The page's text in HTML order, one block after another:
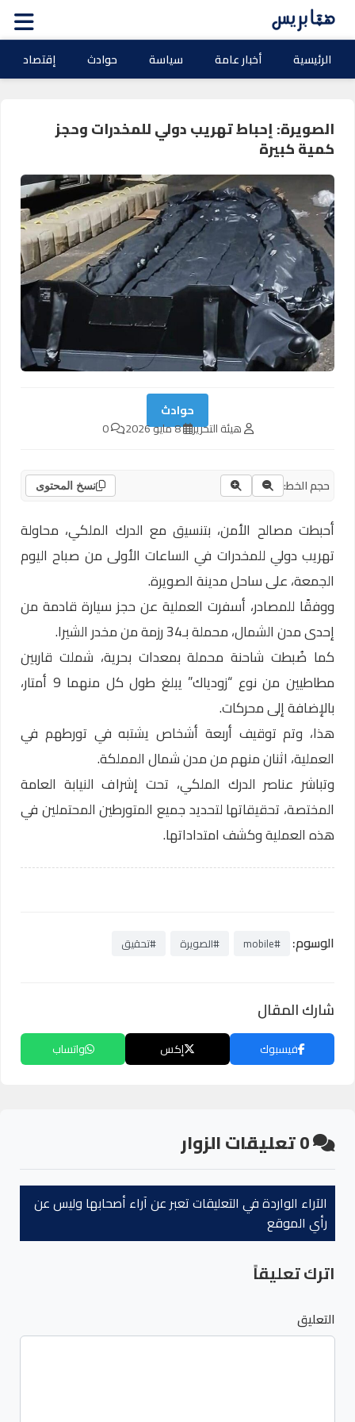
الرئيسية أخبار عامة سياسة حوادث إقتصاد
الصويرة: إحباط تهريب دولي للمخدرات وحجز
كمية كبيرة
حوادث
هيئة التحرير 8 مايو 2026 0
حجم الخط: نسخ المحتوى
أحبطت مصالح الأمن، بتنسيق مع الدرك الملكي، محاولة
تهريب دولي للمخدرات في الساعات الأولى من صباح اليوم
الجمعة، على ساحل مدينة الصويرة.
ووفقًا للمصادر، أسفرت العملية عن حجز سيارة قادمة من
إحدى مدن الشمال، محملة بـ34 رزمة من مخدر الشيرا.
كما ضُبطت شاحنة محملة بمعدات بحرية، شملت قاربين
مطاطيين من نوع “زودياك” يبلغ طول كل منهما 9 أمتار،
بالإضافة إلى محركات.
هذا، وتم توقيف أربعة أشخاص يشتبه في تورطهم في
العملية، اثنان منهم من مدن شمال المملكة.
وتباشر عناصر الدرك الملكي، تحت إشراف النيابة العامة
المختصة، تحقيقاتها لتحديد جميع المتورطين المحتملين في
هذه العملية وكشف امتداداتها.
الوسوم: #mobile #الصويرة #تحقيق
شارك المقال
فيسبوك إكس واتساب
0تعليقات الزوار
الآراء الواردة في التعليقات تعبر عن آراء أصحابها وليس عن
رأي الموقع
اترك تعليقاً
التعليق